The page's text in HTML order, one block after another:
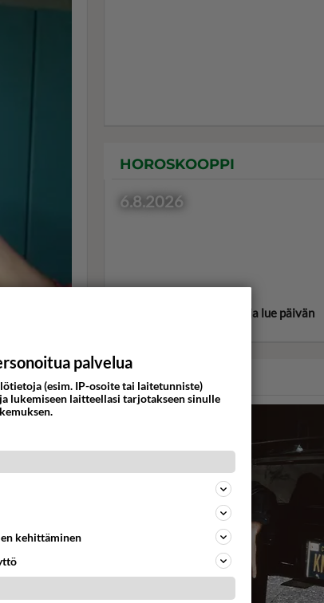
HOROSKOOPPI
6.8.2026
Valitse oma tähtimerkkisi ja lue päivän
KASARI
palvelua
(esim. IP-osoite tai laitetunniste)
lukemiseen laitteellasi tarjotakseen sinulle
kehittäminen